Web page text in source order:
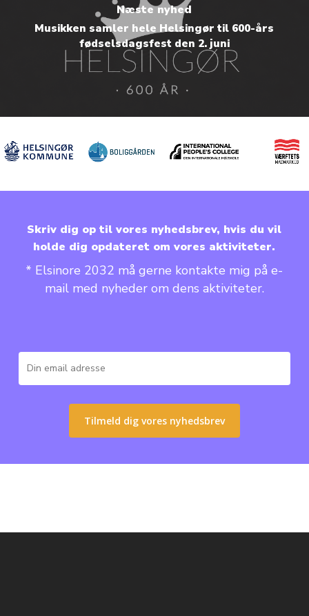
Næste nyhed
Musikken samler hele Helsingør til 600-års
fødselsdagsfest den 2. juni
Skriv dig op til vores nyhedsbrev, hvis du vil
holde dig opdateret om vores aktiviteter.
* Elsinore 2032 må gerne kontakte mig på e-
mail med nyheder om dens aktiviteter.